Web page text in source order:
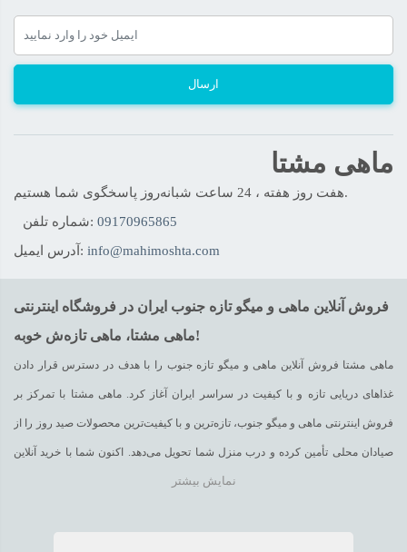
ارسال
ماهی مشتا
هفت روز هفته ، 24 ساعت شبانه‌روز پاسخگوی شما هستیم.
شماره تلفن: 09170965865
آدرس ایمیل: info@mahimoshta.com
فروش آنلاین ماهی و میگو تازه جنوب ایران در فروشگاه اینترنتی
ماهی مشتا، ماهی تازه‌ش خوبه!
ماهی مشتا فروش آنلاین ماهی و میگو تازه جنوب را با هدف در دسترس قرار دادن
غذاهای دریایی تازه و با کیفیت در سراسر ایران آغاز کرد. ماهی مشتا با تمرکز بر
فروش اینترنتی ماهی و میگو جنوب، تازه‌ترین و با کیفیت‌ترین محصولات صید روز را از
صیادان محلی تأمین کرده و درب منزل شما تحویل می‌دهد. اکنون شما با خرید آنلاین
ماهی و میگو می‌توانید صید تازه‌ی دریای عمان و خلیج فارس را در سفره‌ی خود داشته
نمایش بیشتر